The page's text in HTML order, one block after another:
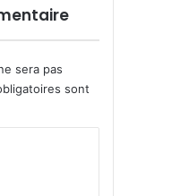
sera pas
sont